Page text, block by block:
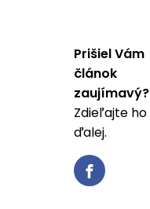
Prišiel Vám
článok
zaujímavý?
Zdieľajte ho
ďalej.